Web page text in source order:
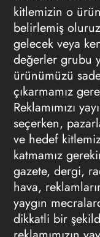
kitlemizin o
belirlemiş
gelecek veya
değerler grubu
ürünümüzü
çıkarmamız
Reklamımızı
seçerken,
ve hedef
katmamız
gazete, dergi,
hava,
yaygın
dikkatli bir